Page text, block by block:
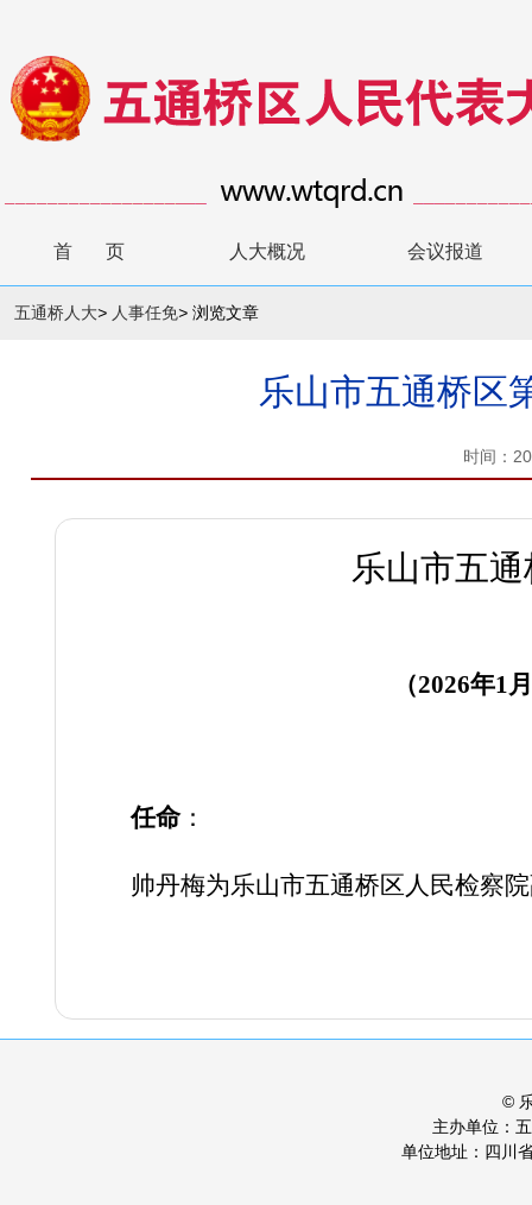
首 页 人大概况 会议报道
五通桥人大> 人事任免> 浏览文章
乐山市五通桥区
时间：
乐山市五
（2026年1
任命：
帅丹梅为乐山市五通桥区人民检察
©
主办单位：
单位地址：四川